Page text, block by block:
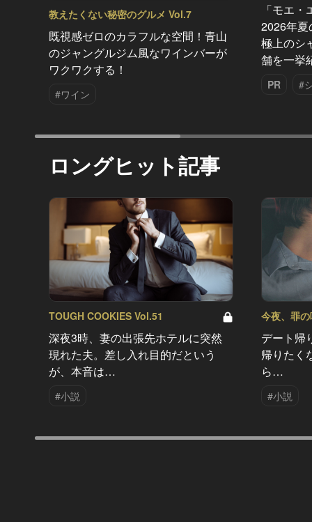
教えたくない秘密のグルメ Vol.7
既視感ゼロのカラフルな空間！青山
のジャングルジム風なワインバーが
ワクワクする！
#ワイン
「モエ
2026年夏
極上のシ
舗を一挙
PR #
ロングヒット記事
TOUGH COOKIES Vol.51
深夜3時、妻の出張先ホテルに突然
現れた夫。差し入れ目的だという
が、本音は…
#小説
今夜、罪
デート帰
帰りたく
ら…
#小説